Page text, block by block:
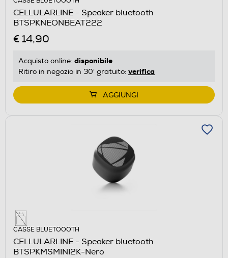
CELLULARLINE - Speaker bluetooth
BTSPKNEONBEAT222
€ 14,90
Acquisto online: disponibile
Ritiro in negozio in 30' gratuito: verifica
AGGIUNGI
CASSE BLUETOOOTH
CELLULARLINE - Speaker bluetooth
BTSPKMSMINI2K-Nero